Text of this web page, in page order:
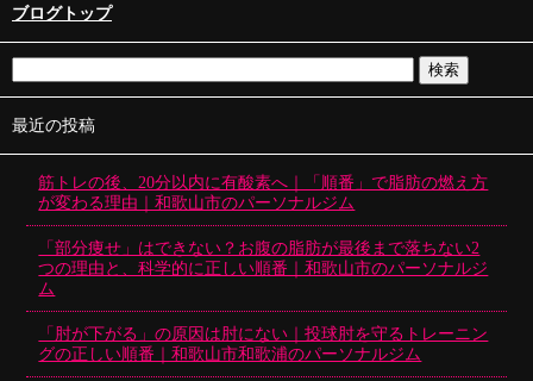
ブログトップ
最近の投稿
筋トレの後、20分以内に有酸素へ｜「順番」で脂肪の燃え方
が変わる理由｜和歌山市のパーソナルジム
「部分痩せ」はできない？お腹の脂肪が最後まで落ちない2
つの理由と、科学的に正しい順番｜和歌山市のパーソナルジ
ム
「肘が下がる」の原因は肘にない｜投球肘を守るトレーニン
グの正しい順番｜和歌山市和歌浦のパーソナルジム